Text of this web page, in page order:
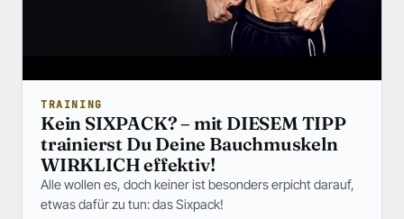
TRAINING
Kein SIXPACK? – mit DIESEM TIPP
trainierst Du Deine Bauchmuskeln
WIRKLICH effektiv!
Alle wollen es, doch keiner ist besonders erpicht darauf,
etwas dafür zu tun: das Sixpack!